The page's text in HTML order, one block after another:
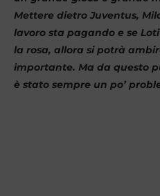
Mettere dietro Juventus,
lavoro sta pagando e se
la rosa, allora si potrà
importante. Ma da questo
è stato sempre un po’